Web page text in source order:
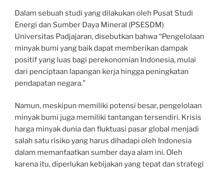
Dalam sebuah studi yang dilakukan oleh Pusat Studi
Energi dan Sumber Daya Mineral (PSESDM)
Universitas Padjajaran, disebutkan bahwa “Pengelolaan
minyak bumi yang baik dapat memberikan dampak
positif yang luas bagi perekonomian Indonesia, mulai
dari penciptaan lapangan kerja hingga peningkatan
pendapatan negara.”
Namun, meskipun memiliki potensi besar, pengelolaan
minyak bumi juga memiliki tantangan tersendiri. Krisis
harga minyak dunia dan fluktuasi pasar global menjadi
salah satu risiko yang harus dihadapi oleh Indonesia
dalam memanfaatkan sumber daya alam ini. Oleh
karena itu, diperlukan kebijakan yang tepat dan strategi